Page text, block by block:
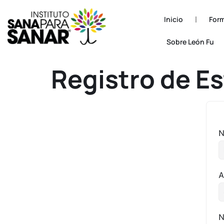
Inicio
Sobre León Fu
Registro de